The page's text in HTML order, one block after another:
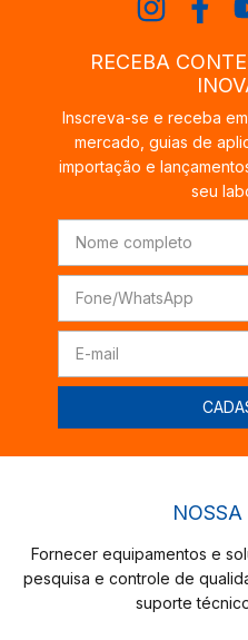
RECEBA
Inscreva-se e receba
mercado, guias de
importação e
seu
Fornecer equipamentos e
pesquisa e controle de
suporte